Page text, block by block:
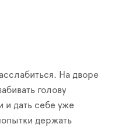
На дворе
голову
дать себе уже
держать